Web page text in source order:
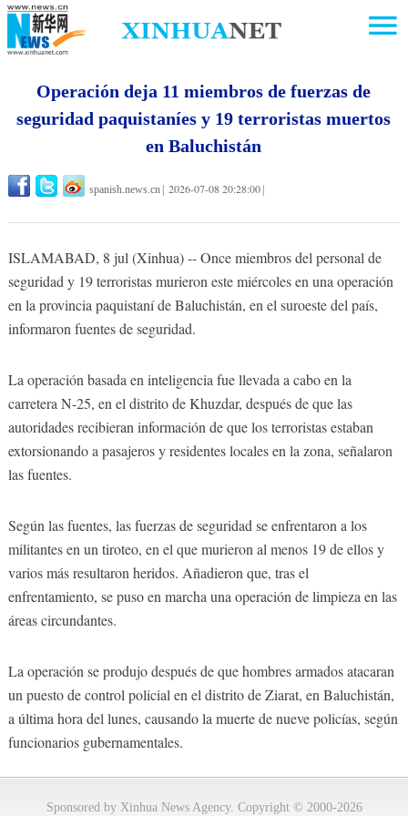
Operación deja 11 miembros de fuerzas de
seguridad paquistaníes y 19 terroristas muertos
en Baluchistán
spanish.news.cn 2026-07-08 20:28:00
ISLAMABAD, 8 jul (Xinhua) -- Once miembros del personal de
seguridad y 19 terroristas murieron este miércoles en una operación
en la provincia paquistaní de Baluchistán, en el suroeste del país,
informaron fuentes de seguridad.
La operación basada en inteligencia fue llevada a cabo en la
carretera N-25, en el distrito de Khuzdar, después de que las
autoridades recibieran información de que los terroristas estaban
extorsionando a pasajeros y residentes locales en la zona, señalaron
las fuentes.
Según las fuentes, las fuerzas de seguridad se enfrentaron a los
militantes en un tiroteo, en el que murieron al menos 19 de ellos y
varios más resultaron heridos. Añadieron que, tras el
enfrentamiento, se puso en marcha una operación de limpieza en las
áreas circundantes.
La operación se produjo después de que hombres armados atacaran
un puesto de control policial en el distrito de Ziarat, en Baluchistán,
a última hora del lunes, causando la muerte de nueve policías, según
funcionarios gubernamentales.
Sponsored by Xinhua News Agency. Copyright © 2000-2026